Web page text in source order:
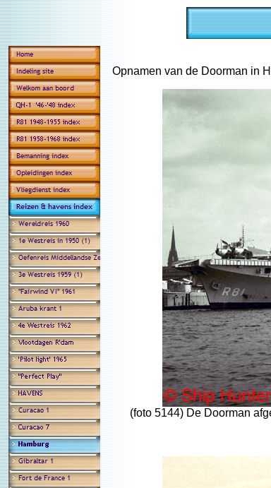
Opnamen van de Doorman in
(foto 5144) De Doorman